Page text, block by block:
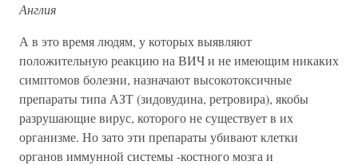
Англия
А в это время людям, у которых выявляют
положительную реакцию на ВИЧ и не имеющим никаких
симптомов болезни, назначают высокотоксичные
препараты типа АЗТ (зидовудина, ретровира), якобы
разрушающие вирус, которого не существует в их
организме. Но зато эти препараты убивают клетки
органов иммунной системы -костного мозга и